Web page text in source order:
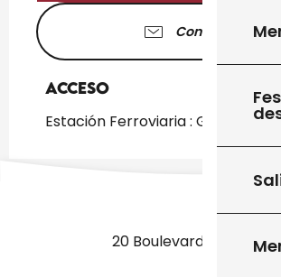
Contáctenos
Acceso
Acceso
Estación Ferroviaria : Gourdon a
20 Boulevard des